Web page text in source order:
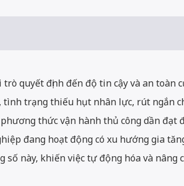
quyết định đến độ tin cậy và an
trạng thiếu hụt nhân lực, rút ngắn
thức vận hành thủ công dần đạt
đang hoạt động có xu hướng gia
số này, khiến việc tự động hóa và